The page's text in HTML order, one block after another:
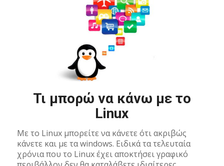
Τι μπορώ να κάνω με το
Linux
Με το Linux μπορείτε να κάνετε ότι ακριβώς
κάνετε και με τα windows. Ειδικά τα τελευταία
χρόνια που το Linux έχει αποκτήσει γραφικό